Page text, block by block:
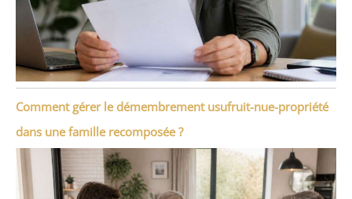
Comment gérer le démembrement usufruit-nue-propriété
dans une famille recomposée ?